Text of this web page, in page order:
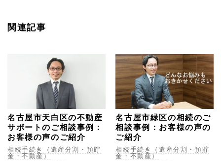
関連記事
名古屋市天白区の不動産
サポートのご相談事例：
お客様の声のご紹介
相続手続き（遺産分割・預貯
金・不動産）
名古屋市緑区の相続のご
相談事例：お客様の声の
ご紹介
相続手続き（遺産分割・預貯
金・不動産）